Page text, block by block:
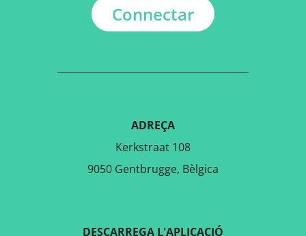
Connectar
ADREÇA
Kerkstraat 108
9050 Gentbrugge, Bèlgica
DESCARREGA L'APLICACIÓ